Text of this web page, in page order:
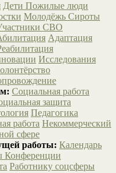
Дети Пожилые люди
Молодёжь Сироты
СВО
Адаптация
Исследования
Социальная работа
защита
Педагогика
работа Некоммерческий
сфере
работы: Календарь
Конференции
Работнику соцсферы